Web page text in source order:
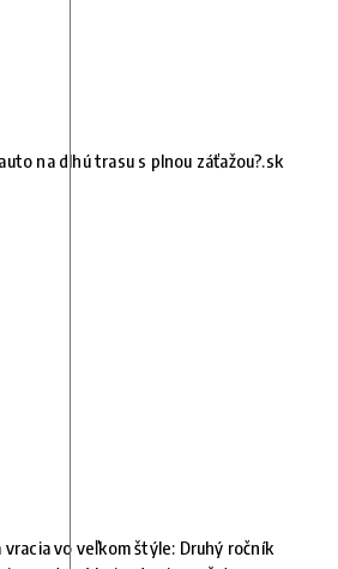
na dlhú trasu s plnou záťažou?.sk
vracia vo veľkom štýle: Druhý ročník